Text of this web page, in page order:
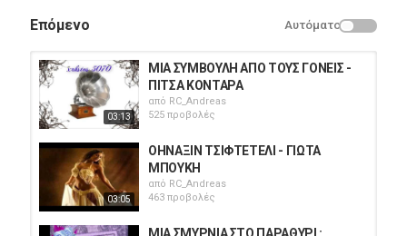
Επόμενο Αυτόματο
03:13
ΜΙΑ ΣΥΜΒΟΥΛΗ ΑΠΟ ΤΟΥΣ ΓΟΝΕΙΣ -
ΠΙΤΣΑ ΚΟΝΤΑΡΑ
από RC_Andreas
525 προβολές
03:05
ΟΗΝΑΞΙΝ ΤΣΙΦΤΕΤΕΛΙ - ΓΙΩΤΑ
ΜΠΟΥΚΗ
από RC_Andreas
463 προβολές
ΜΙΑ ΣΜΥΡΝΙΑ ΣΤΟ ΠΑΡΑΘΥΡΙ :